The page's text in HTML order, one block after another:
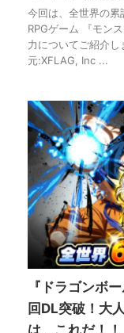
今回は、全世界の
RPGゲーム 『モン
力についてご紹介
元:XFLAG, Inc ...
『ドラゴンボ
回DL突破！大